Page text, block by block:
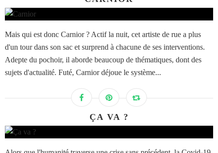
Mais qui est donc Carnior ? Actif la nuit, cet artiste de rue a plus
d'un tour dans son sac et surprend à chacune de ses interventions.
Adepte du pochoir, il aborde beaucoup de thématiques, dont des
sujets d'actualité. Futé, Carnior déjoue le système...
ÇA VA ?